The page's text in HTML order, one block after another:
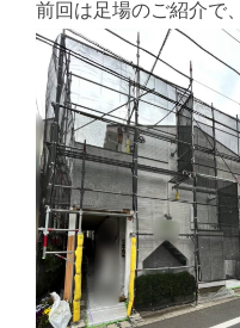
前回は足場のご紹介で